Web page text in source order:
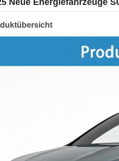
Neue Energiefahrzeuge